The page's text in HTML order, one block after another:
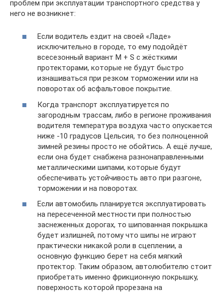
проблем при эксплуатации транспортного средства у
него не возникнет:
Если водитель ездит на своей «Ладе»
исключительно в городе, то ему подойдёт
всесезонный вариант M + S с жёсткими
протекторами, которые не будут быстро
изнашиваться при резком торможении или на
поворотах об асфальтовое покрытие.
Когда транспорт эксплуатируется по
загородным трассам, либо в регионе проживания
водителя температура воздуха часто опускается
ниже -10 градусов Цельсия, то без полноценной
зимней резины просто не обойтись. А ещё лучше,
если она будет снабжена разнонаправленными
металлическими шипами, которые будут
обеспечивать устойчивость авто при разгоне,
торможении и на поворотах.
Если автомобиль планируется эксплуатировать
на пересеченной местности при полностью
заснеженных дорогах, то шипованная покрышка
будет излишней, потому что шипы не играют
практически никакой роли в сцеплении, а
основную функцию берет на себя мягкий
протектор. Таким образом, автолюбителю стоит
приобретать именно фрикционную покрышку,
поверхность которой прорезана на